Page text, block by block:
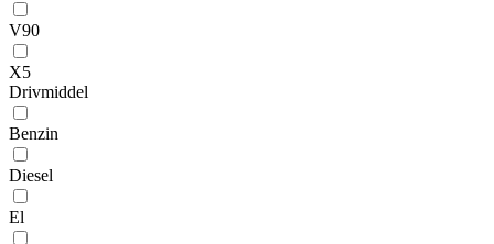
V90
X5
Drivmiddel
Benzin
Diesel
El